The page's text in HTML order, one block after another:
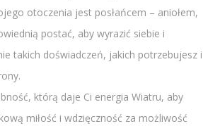
otoczenia jest posłańcem – aniołem,
postać, aby wyrazić siebie i
takich doświadczeń, jakich potrzebujesz i
którą daje Ci energia Wiatru, aby
miłość i wdzięczność za możliwość